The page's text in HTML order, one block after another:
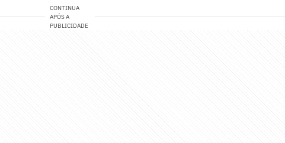
CONTINUA
APÓS A
PUBLICIDADE